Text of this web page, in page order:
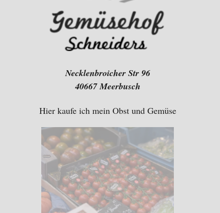
Necklenbroicher Str 96
40667 Meerbusch
Hier kaufe ich mein Obst und Gemüse